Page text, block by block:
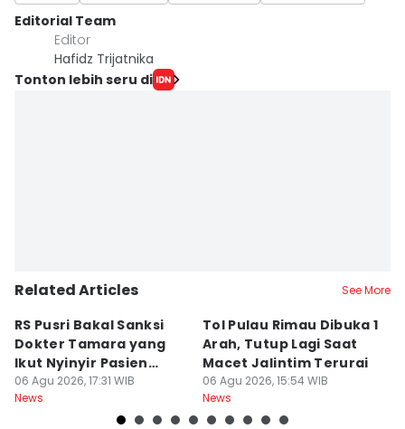
Editorial Team
Editor
Hafidz Trijatnika
Tonton lebih seru di
Related Articles See More
RS Pusri Bakal Sanksi
Dokter Tamara yang
Ikut Nyinyir Pasien
Yurizal
06 Agu 2026, 17:31 WIB
News
Tol Pulau Rimau Dibuka 1
Arah, Tutup Lagi Saat
Macet Jalintim Terurai
06 Agu 2026, 15:54 WIB
News